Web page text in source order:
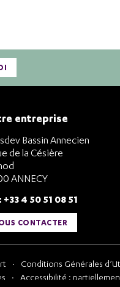
entreprise
Bassin Annecien
de la Césière
ANNECY
+33 4 50 51 08 51
CONTACTER
Conditions Générales
Accessibilité :